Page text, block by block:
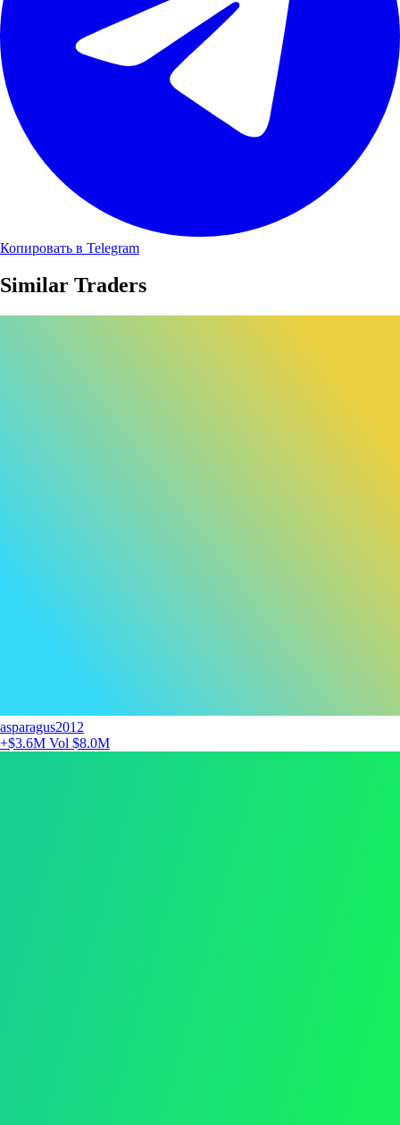
Копировать в Telegram
Similar Traders
asparagus2012
+$3.6M Vol $8.0M